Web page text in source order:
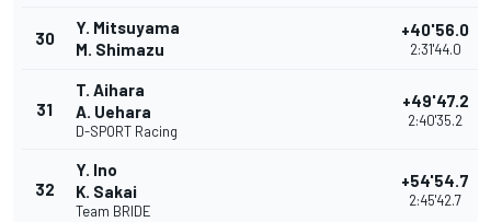
30
Y. Mitsuyama
M. Shimazu
+40'56.0
2:31'44.0
31
T. Aihara
A. Uehara
D-SPORT Racing
+49'47.2
2:40'35.2
32
Y. Ino
K. Sakai
Team BRIDE
+54'54.7
2:45'42.7